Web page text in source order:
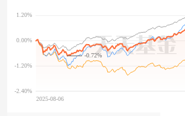
-0.72%